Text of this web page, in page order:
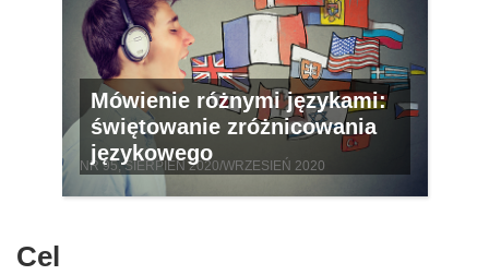
Mówienie różnymi językami:
świętowanie zróżnicowania
językowego
NR 95, SIERPIEŃ 2020/WRZESIEŃ 2020
Cel